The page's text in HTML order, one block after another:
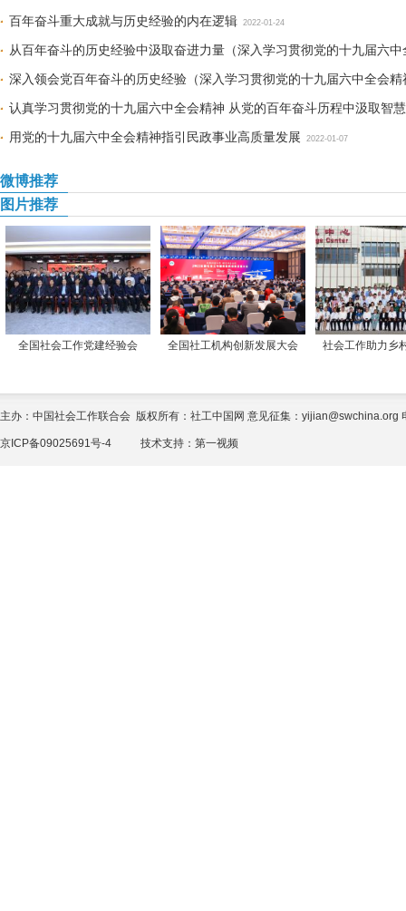
百年奋斗重大成就与历史经验的内在逻辑 2022-01-24
从百年奋斗的历史经验中汲取奋进力量（深入学习贯彻党的十九届六
深入领会党百年奋斗的历史经验（深入学习贯彻党的十九届六中全会精
认真学习贯彻党的十九届六中全会精神 从党的百年奋斗历程中汲取智
用党的十九届六中全会精神指引民政事业高质量发展
2022-01-07
微博推荐
图片推荐
全国社会工作党建经验会 全国社工机构创新发展大会 社会工作助力乡
主办：中国社会工作联合会 版权所有：社工中国网 意见征集：yijian@swchina.org
京ICP备09025691号-4 技术支持： 第一视频